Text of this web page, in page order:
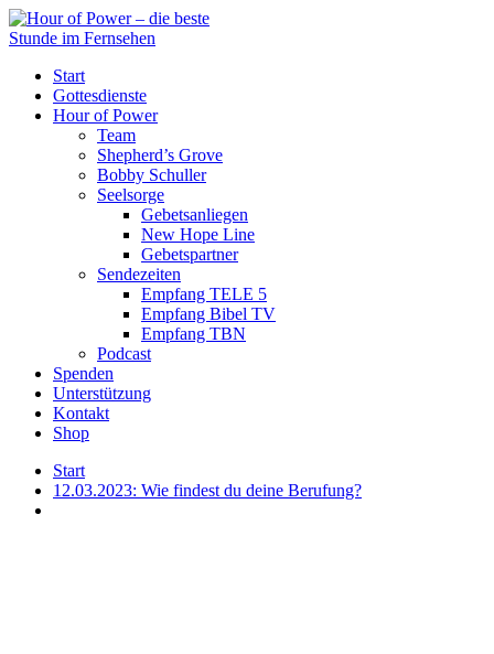
Start
Gottesdienste
Hour of Power
Team
Shepherd’s Grove
Bobby Schuller
Seelsorge
Gebetsanliegen
New Hope Line
Gebetspartner
Sendezeiten
Empfang TELE 5
Empfang Bibel TV
Empfang TBN
Podcast
Spenden
Unterstützung
Kontakt
Shop
Start
12.03.2023: Wie findest du deine Berufung?